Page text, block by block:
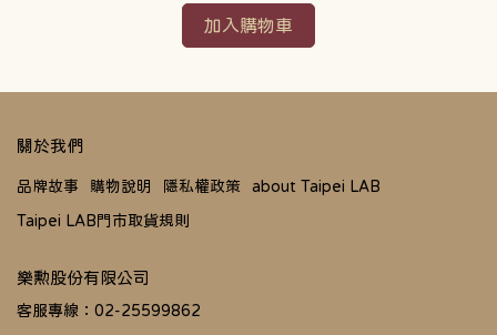
加入購物車
關於我們
品牌故事 購物說明 隱私權政策
about Taipei LAB
Taipei LAB門市取貨規則
樂勲股份有限公司
客服專線：02-25599862